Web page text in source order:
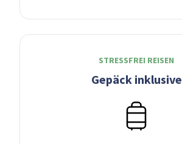
STRESSFREI REISEN
Gepäck inklusive